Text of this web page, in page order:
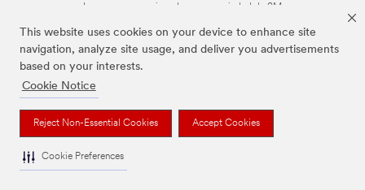
This website uses cookies on your device to enhance site
navigation, analyze site usage, and deliver you advertisements
based on your interests.
Cookie Notice
Reject Non-Essential Cookies Accept Cookies
Cookie Preferences
Las marcas mencionadas son propiedad de 3M